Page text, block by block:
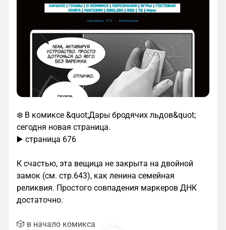
❄️ В комиксе &quot;Дары бродячих льдов&quot;
сегодня новая страница.
▶️ страница 676
К счастью, эта вещица не закрыта на двойной
замок (см. стр.643), как ленина семейная
реликвия. Простого совпадения маркеров ДНК
достаточно.
🎲 в начало комикса